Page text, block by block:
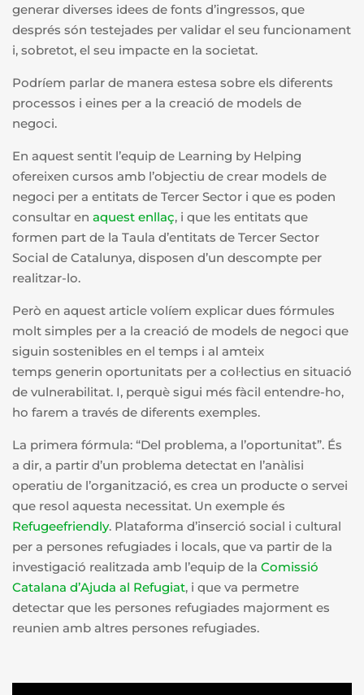
generar diverses idees de fonts d’ingressos, que
després són testejades per validar el seu funcionament
i, sobretot, el seu impacte en la societat.
Podríem parlar de manera estesa sobre els diferents
processos i eines per a la creació de models de
negoci.
En aquest sentit l’equip de Learning by Helping
ofereixen cursos amb l’objectiu de crear models de
negoci per a entitats de Tercer Sector i que es poden
consultar en aquest enllaç, i que les entitats que
formen part de la Taula d’entitats de Tercer Sector
Social de Catalunya, disposen d’un descompte per
realitzar-lo.
Però en aquest article volíem explicar dues fórmules
molt simples per a la creació de models de negoci que
siguin sostenibles en el temps i al amteix
temps generin oportunitats per a col·lectius en situació
de vulnerabilitat. I, perquè sigui més fàcil entendre-ho,
ho farem a través de diferents exemples.
La primera fórmula: “Del problema, a l’oportunitat”. És
a dir, a partir d’un problema detectat en l’anàlisi
operatiu de l’organització, es crea un producte o servei
que resol aquesta necessitat. Un exemple és
Refugeefriendly. Plataforma d’inserció social i cultural
per a persones refugiades i locals, que va partir de la
investigació realitzada amb l’equip de la Comissió
Catalana d’Ajuda al Refugiat, i que va permetre
detectar que les persones refugiades majorment es
reunien amb altres persones refugiades.